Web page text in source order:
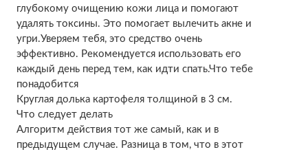
глубокому очищению кожи лица и помогают
удалять токсины. Это помогает вылечить акне и
угри.Уверяем тебя, это средство очень
эффективно. Рекомендуется использовать его
каждый день перед тем, как идти спать.Что тебе
понадобится
Круглая долька картофеля толщиной в 3 см.
Что следует делать
Алгоритм действия тот же самый, как и в
предыдущем случае. Разница в том, что в этот